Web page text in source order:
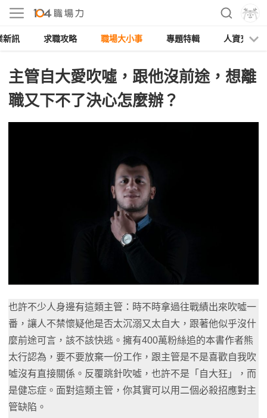
新訊 求職攻略 職場大小事 專題特輯 人資充電
主管自大愛吹噓，跟他沒前途，想離
職又下不了決心怎麼辦？
也許不少人身邊有這類主管：時不時拿過往戰績出來吹噓一
番，讓人不禁懷疑他是否太沉溺又太自大，跟著他似乎沒什
麼前途可言，該不該快逃。擁有400萬粉絲追的本書作者熊
太行認為，要不要放棄一份工作，跟主管是不是喜歡自我吹
噓沒有直接關係。反覆跳針吹噓，也許不是「自大狂」，而
是健忘症。面對這類主管，你其實可以用二個必殺招應對主
管缺陷。